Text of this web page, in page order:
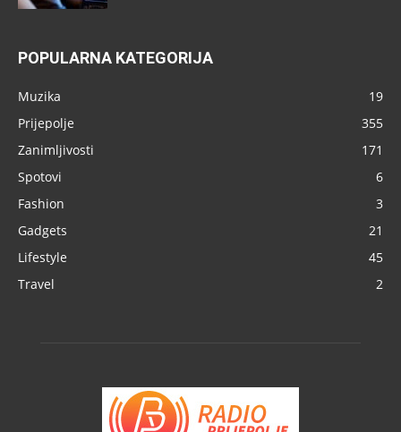
POPULARNA KATEGORIJA
Muzika
19
Prijepolje
355
Zanimljivosti
171
Spotovi
6
Fashion
3
Gadgets
21
Lifestyle
45
Travel
2